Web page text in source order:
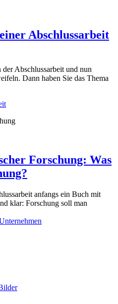
Abschlussarbeit
Abschlussarbeit und nun
Dann haben Sie das Thema
Forschung: Was
anfangs ein Buch mit
klar: Forschung soll man